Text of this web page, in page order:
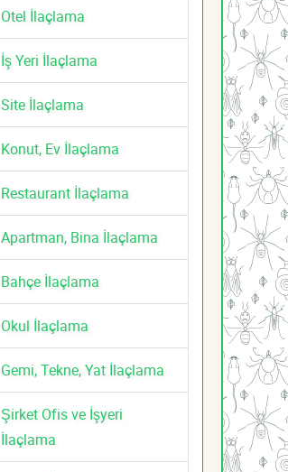
Otel İlaçlama
İş Yeri İlaçlama
Site İlaçlama
Konut, Ev İlaçlama
Restaurant İlaçlama
Apartman, Bina İlaçlama
Bahçe İlaçlama
Okul İlaçlama
Gemi, Tekne, Yat İlaçlama
Şirket Ofis ve İşyeri
İlaçlama